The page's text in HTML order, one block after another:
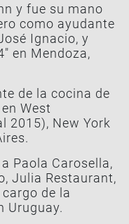
y fue su mano
como ayudante
Ignacio, y
en Mendoza,
de la cocina de
West
2015), New York
Paola Carosella,
Julia Restaurant,
de la
Uruguay.